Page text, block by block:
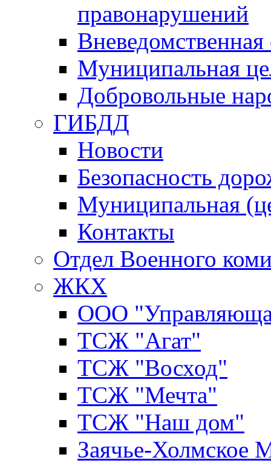
правонарушений
Вневедомственная
Муниципальная
Добровольные
ГИБДД
Новости
Безопасность
Муниципальная
Контакты
Отдел Военного
ЖКХ
ООО
ТСЖ "Агат"
ТСЖ "Восход"
ТСЖ "Мечта"
ТСЖ "Наш дом"
Заячье-